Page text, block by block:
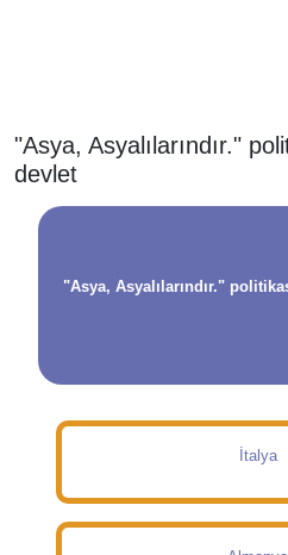
"Asya, Asyalılarındır."
devlet
"Asya, Asyalılarındır."
İtalya